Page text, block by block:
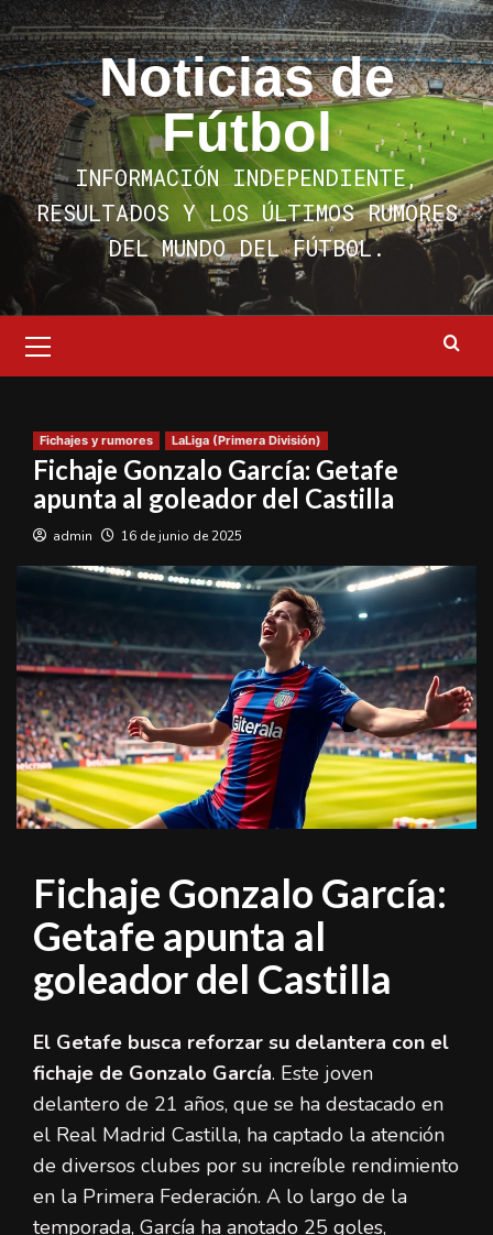
Saltar
al
contenido
Noticias de
Fútbol
INFORMACIÓN INDEPENDIENTE,
RESULTADOS Y LOS ÚLTIMOS RUMORES
DEL MUNDO DEL FÚTBOL.
primario
Fichajes y rumores LaLiga (Primera División)
Fichaje Gonzalo García: Getafe
apunta al goleador del Castilla
admin 16 de junio de 2025
Fichaje Gonzalo García:
Getafe apunta al
goleador del Castilla
El Getafe busca reforzar su delantera con el
fichaje de Gonzalo García. Este joven
delantero de 21 años, que se ha destacado en
el Real Madrid Castilla, ha captado la atención
de diversos clubes por su increíble rendimiento
en la Primera Federación. A lo largo de la
temporada, García ha anotado 25 goles,